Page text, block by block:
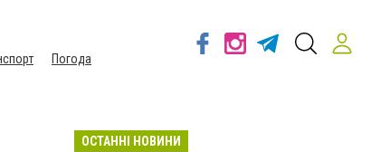
Погода
ОСТАННІ НОВИНИ